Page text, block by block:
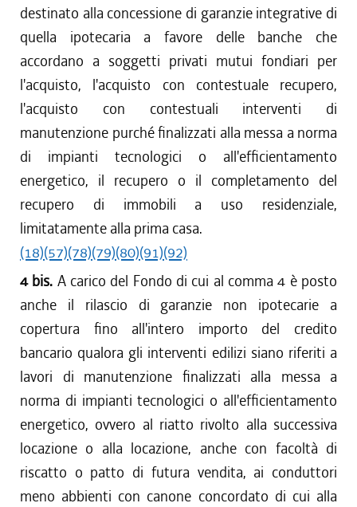
destinato alla concessione di garanzie integrative di
quella ipotecaria a favore delle banche che
accordano a soggetti privati mutui fondiari per
l'acquisto, l'acquisto con contestuale recupero,
l'acquisto con contestuali interventi di
manutenzione purché finalizzati alla messa a norma
di impianti tecnologici o all'efficientamento
energetico, il recupero o il completamento del
recupero di immobili a uso residenziale,
limitatamente alla prima casa.
(18)(57)(78)(79)(80)(91)(92)
4 bis. A carico del Fondo di cui al comma 4 è posto
anche il rilascio di garanzie non ipotecarie a
copertura fino all'intero importo del credito
bancario qualora gli interventi edilizi siano riferiti a
lavori di manutenzione finalizzati alla messa a
norma di impianti tecnologici o all'efficientamento
energetico, ovvero al riatto rivolto alla successiva
locazione o alla locazione, anche con facoltà di
riscatto o patto di futura vendita, ai conduttori
meno abbienti con canone concordato di cui alla